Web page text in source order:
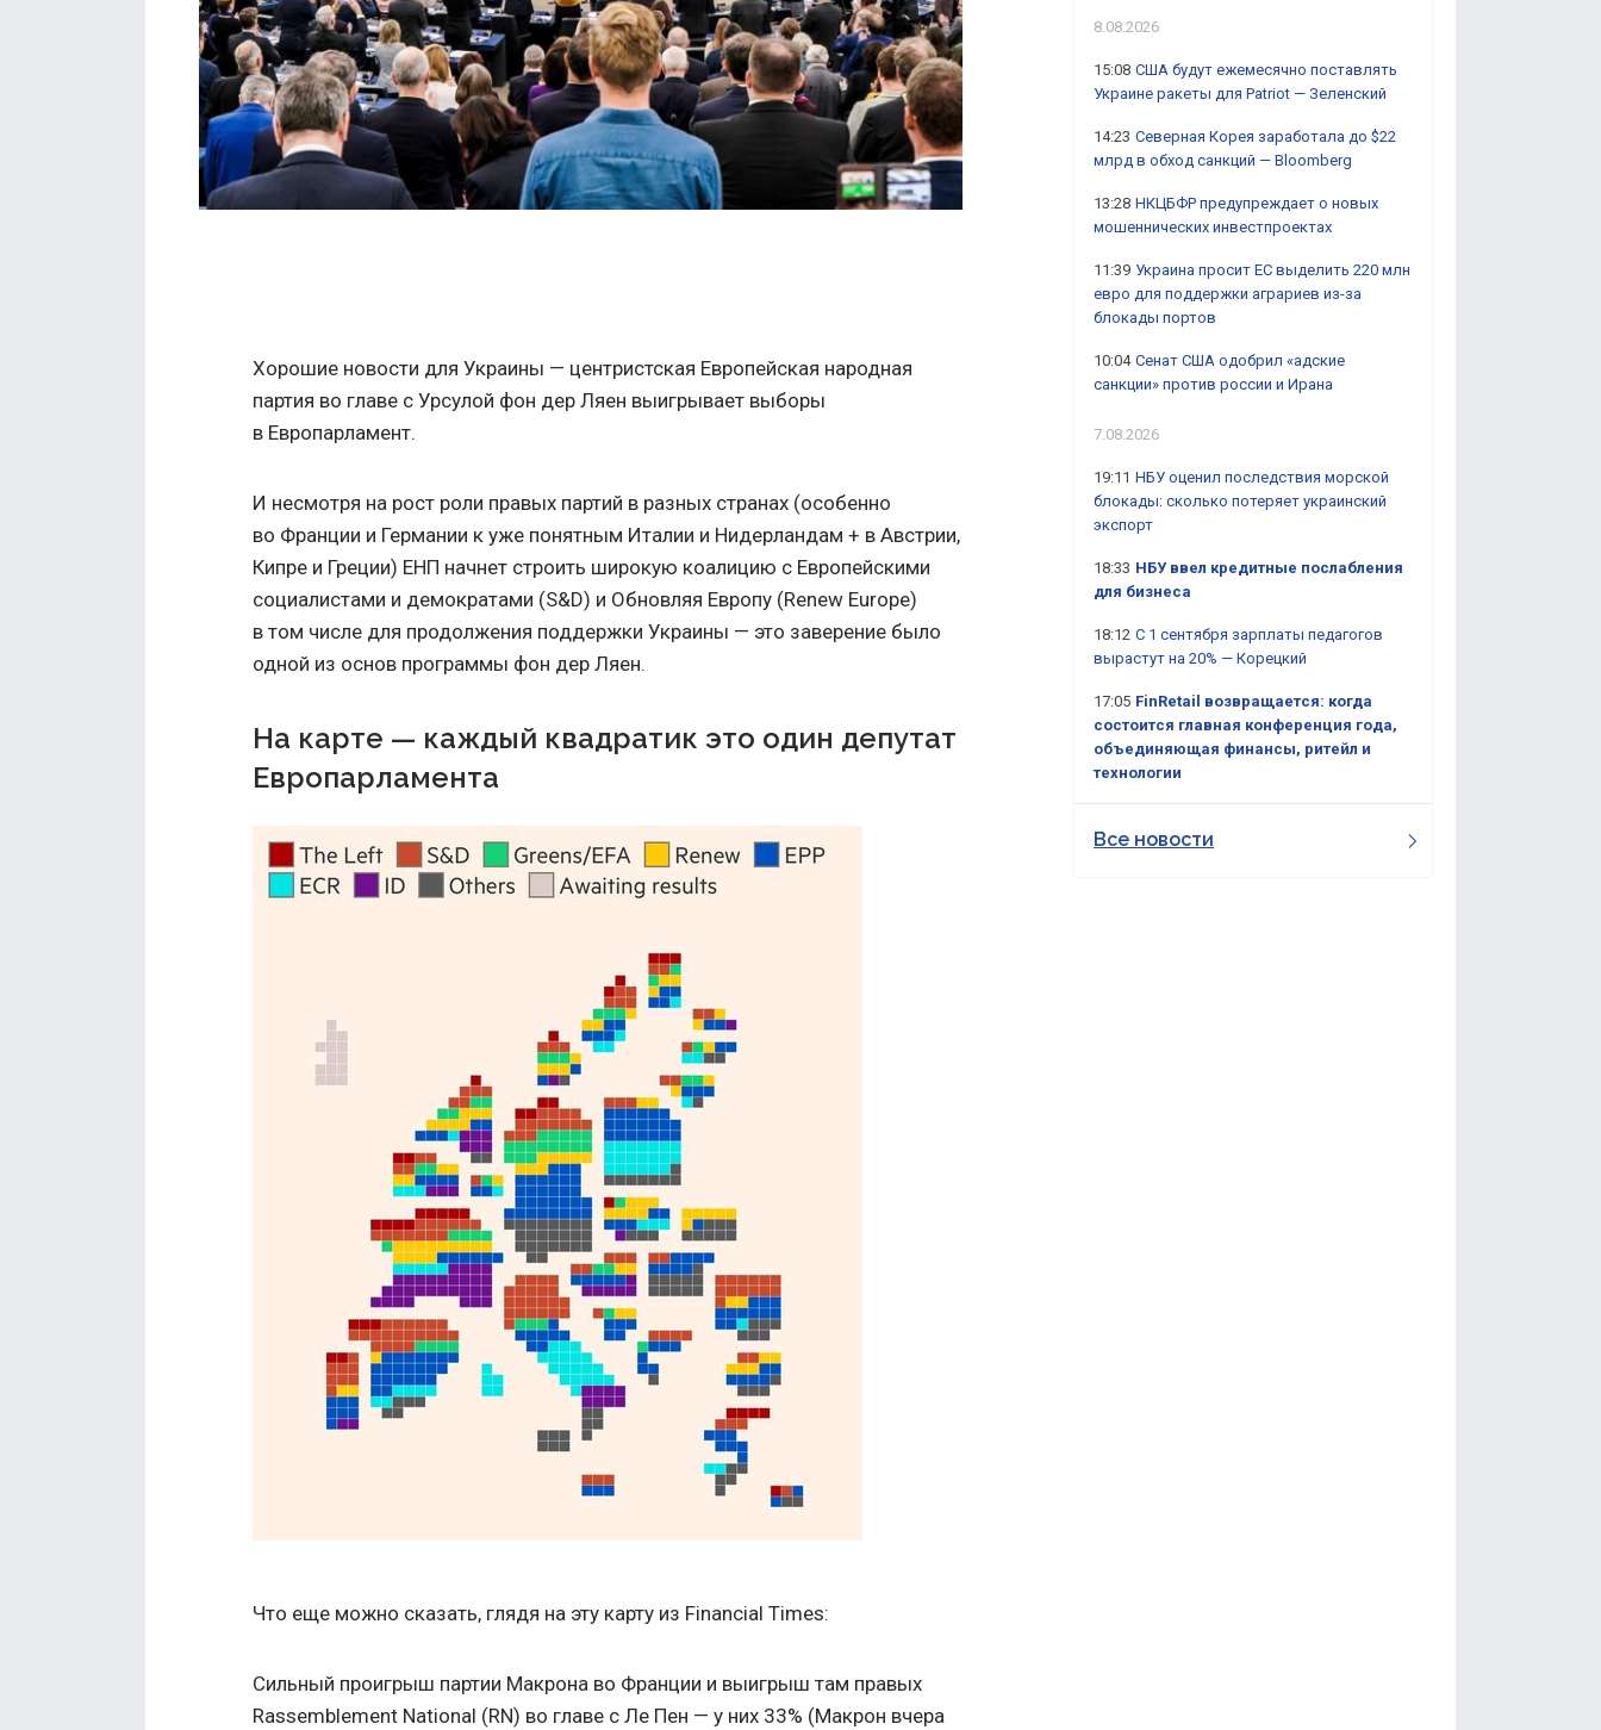
Хорошие новости для Украины — центристская Европейская народная
партия во главе с Урсулой фон дер Ляен выигрывает выборы
в Европарламент.
И несмотря на рост роли правых партий в разных странах (особенно
во Франции и Германии к уже понятным Италии и Нидерландам + в Австрии,
Кипре и Греции) ЕНП начнет строить широкую коалицию с Европейскими
социалистами и демократами (S&D) и Обновляя Европу (Renew Europe)
в том числе для продолжения поддержки Украины — это заверение было
одной из основ программы фон дер Ляен.
На карте — каждый квадратик это один депутат
Европарламента
Что еще можно сказать, глядя на эту карту из Financial Times:
Сильный проигрыш партии Макрона во Франции и выигрыш там правых
Rassemblement National (RN) во главе с Ле Пен — у них 33% (Макрон вчера
8.08.2026
15:08 США будут ежемесячно поставлять
Украине ракеты для Patriot — Зеленский
14:23 Северная Корея заработала до $22
млрд в обход санкций — Bloomberg
13:28 НКЦБФР предупреждает о новых
мошеннических инвестпроектах
11:39 Украина просит ЕС выделить 220 млн
евро для поддержки аграриев из-за
блокады портов
10:04 Сенат США одобрил «адские
санкции» против россии и Ирана
7.08.2026
19:11 НБУ оценил последствия морской
блокады: сколько потеряет украинский
экспорт
18:33 НБУ ввел кредитные послабления
для бизнеса
18:12 С 1 сентября зарплаты педагогов
вырастут на 20% — Корецкий
17:05 FinRetail возвращается: когда
состоится главная конференция года,
объединяющая финансы, ритейл и
технологии
Все новости